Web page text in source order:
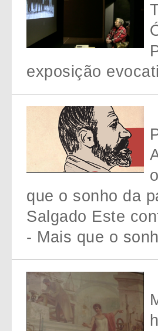
exposição
que o sonho da
Salgado Este
- Mais que o